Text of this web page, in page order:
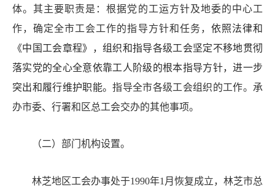
体。其主要职责是：根据党的工运方针及地委的中心工
作，确定全市工会工作的指导方针和任务， 依照法律和
《中国工会章程》，组织和指导各级工会坚定不移地贯彻
落实党的全心全意依靠工人阶级的根本指导方针，进一步
突出和履行维护职能。指导全市各级工会组织的工作。承
办市委、行署和区总工会交办的其他事项。
（二）部门机构设置。
林芝地区工会办事处于1990年1月恢复成立，林芝市总